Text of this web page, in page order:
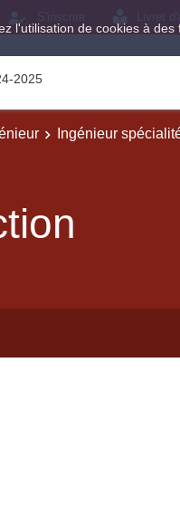
l'utilisation de cookies à
2025
Ingénieur